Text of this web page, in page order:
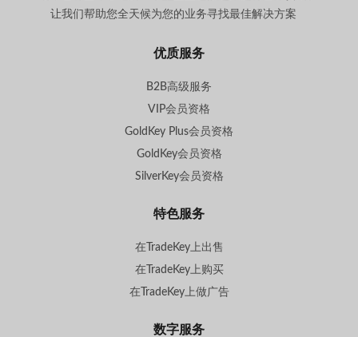
让我们帮助您全天候为您的业务寻找最佳解决方案
优质服务
B2B高级服务
VIP会员资格
GoldKey Plus会员资格
GoldKey会员资格
SilverKey会员资格
特色服务
在TradeKey上出售
在TradeKey上购买
在TradeKey上做广告
数字服务